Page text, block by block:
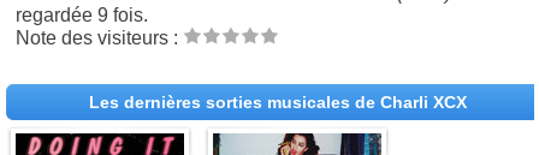
regardée 9 fois.
Note des visiteurs :
Les dernières sorties musicales de Charli XCX